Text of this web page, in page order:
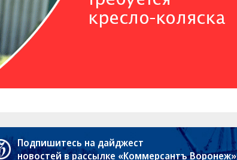
Обратная связь
Правовая информация
Подпишитесь на дайджест
новостей в рассылке «Коммерсантъ Воронеж»